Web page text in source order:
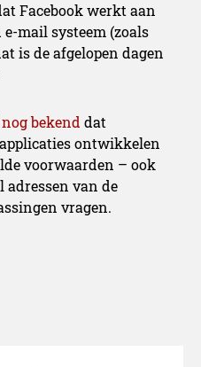
Facebook werkt aan
e-mail systeem (zoals
is de afgelopen dagen
bekend dat
ontwikkelen
voorwaarden – ook
van de
vragen.